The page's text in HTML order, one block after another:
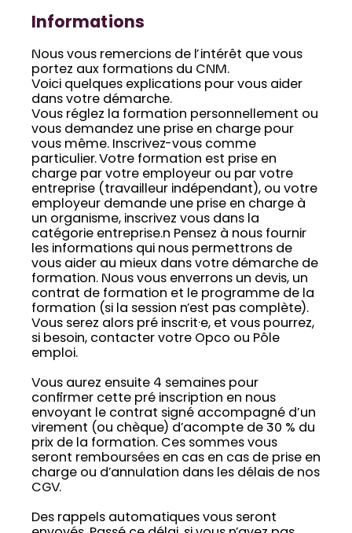
Informations
Nous vous remercions de l’intérêt que vous
portez aux formations du CNM.
Voici quelques explications pour vous aider
dans votre démarche.
Vous réglez la formation personnellement ou
vous demandez une prise en charge pour
vous même. Inscrivez-vous comme
particulier. Votre formation est prise en
charge par votre employeur ou par votre
entreprise (travailleur indépendant), ou votre
employeur demande une prise en charge à
un organisme, inscrivez vous dans la
catégorie entreprise.n Pensez à nous fournir
les informations qui nous permettrons de
vous aider au mieux dans votre démarche de
formation. Nous vous enverrons un devis, un
contrat de formation et le programme de la
formation (si la session n’est pas complète).
Vous serez alors pré inscrit·e, et vous pourrez,
si besoin, contacter votre Opco ou Pôle
emploi.
Vous aurez ensuite 4 semaines pour
confirmer cette pré inscription en nous
envoyant le contrat signé accompagné d’un
virement (ou chèque) d’acompte de 30 % du
prix de la formation. Ces sommes vous
seront remboursées en cas en cas de prise en
charge ou d’annulation dans les délais de nos
CGV.
Des rappels automatiques vous seront